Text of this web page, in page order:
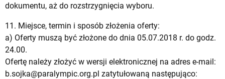
dokumentu, aż do rozstrzygnięcia wyboru.
11. Miejsce, termin i sposób złożenia oferty:
a) Oferty muszą być złożone do dnia 05.07.2018 r. do godz.
24.00.
Ofertę należy złożyć w wersji elektronicznej na adres e-mail:
b.sojka@paralympic.org.pl zatytułowaną następująco: